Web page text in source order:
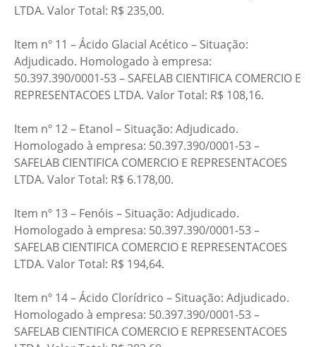
LTDA. Valor Total: R$ 235,00.
Item nº 11 – Ácido Glacial Acético – Situação:
Adjudicado. Homologado à empresa:
50.397.390/0001-53 – SAFELAB CIENTIFICA COMERCIO E
REPRESENTACOES LTDA. Valor Total: R$ 108,16.
Item nº 12 – Etanol – Situação: Adjudicado.
Homologado à empresa: 50.397.390/0001-53 –
SAFELAB CIENTIFICA COMERCIO E REPRESENTACOES
LTDA. Valor Total: R$ 6.178,00.
Item nº 13 – Fenóis – Situação: Adjudicado.
Homologado à empresa: 50.397.390/0001-53 –
SAFELAB CIENTIFICA COMERCIO E REPRESENTACOES
LTDA. Valor Total: R$ 194,64.
Item nº 14 – Ácido Clorídrico – Situação: Adjudicado.
Homologado à empresa: 50.397.390/0001-53 –
SAFELAB CIENTIFICA COMERCIO E REPRESENTACOES